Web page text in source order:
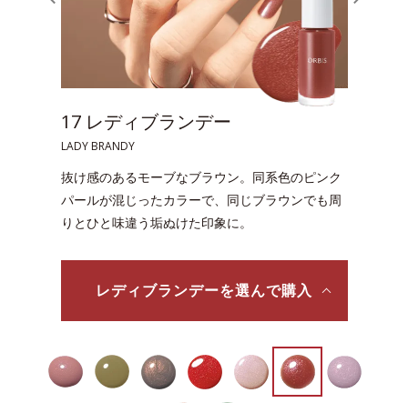
20 ライラックチュール
LILAC TULLE
指先に明るさと温かみを添え、多幸感をもたらす
ライラックカラー。しのばせパールで印象をワン
ランクアップ。
ライラックチュールを選んで購入